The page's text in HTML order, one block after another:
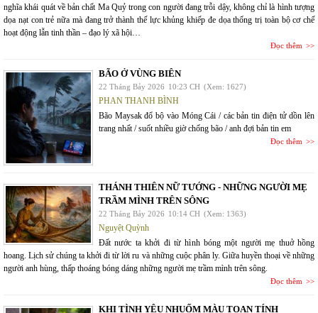
nghĩa khái quát về bản chất Ma Quỷ trong con người đang trỗi dậy, không chỉ là hình tượng
dọa nạt con trẻ nữa mà đang trở thành thế lực khủng khiếp đe dọa thống trị toàn bộ cơ chế
hoạt động lẫn tinh thần – đạo lý xã hội…
Đọc thêm
BÃO Ở VÙNG BIÊN
22 Tháng Bảy 2026 10:23 CH (Xem: 1627)
PHAN THANH BÌNH
Bão Maysak đổ bộ vào Móng Cái / các bản tin điện tử dồn lên
trang nhất / suốt nhiều giờ chống bão / anh đợi bản tin em
Đọc thêm
THÁNH THIÊN NỮ TƯỚNG - NHỮNG NGƯỜI MẸ
TRẦM MÌNH TRÊN SÔNG
22 Tháng Bảy 2026 10:14 CH (Xem: 1363)
Nguyệt Quỳnh
Đất nước ta khởi đi từ hình bóng một người mẹ thuở hồng
hoang. Lịch sử chúng ta khởi đi từ lời ru và những cuộc phân ly. Giữa huyền thoại về những
người anh hùng, thấp thoáng bóng dáng những người mẹ trầm mình trên sông.
Đọc thêm
KHI TÌNH YÊU NHUỐM MÀU TOAN TÍNH